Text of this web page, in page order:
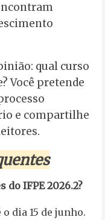
qual curso
Você pretende
e compartilhe
IFPE 2026.2?
dia 15 de junho.